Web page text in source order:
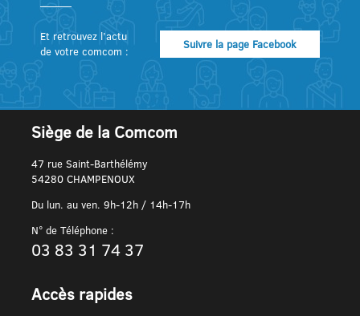
Et retrouvez l’actu
de votre comcom :
Suivre la page Facebook
Siège de la Comcom
47 rue Saint-Barthélémy
54280 CHAMPENOUX
Du lun. au ven. 9h-12h / 14h-17h
N° de Téléphone :
03 83 31 74 37
Accès rapides